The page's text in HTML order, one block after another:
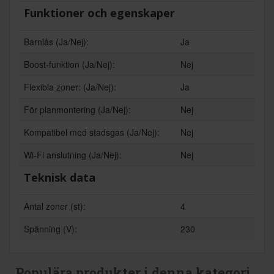
Funktioner och egenskaper
Barnlås (Ja/Nej):
Ja
Boost-funktion (Ja/Nej):
Nej
Flexibla zoner: (Ja/Nej):
Ja
För planmontering (Ja/Nej):
Nej
Kompatibel med stadsgas (Ja/Nej):
Nej
Wi-Fi anslutning (Ja/Nej):
Nej
Teknisk data
Antal zoner (st):
4
Spänning (V):
230